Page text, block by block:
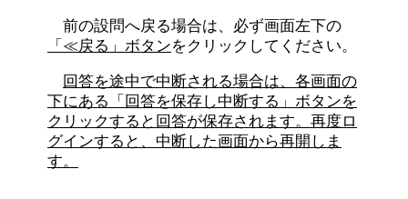
前の設問へ戻る場合は、必ず画面左下の
「≪戻る」ボタンをクリックしてください。
回答を途中で中断される場合は、各画面の
下にある「回答を保存し中断する」ボタンを
クリックすると回答が保存されます。再度ロ
グインすると、中断した画面から再開しま
す。